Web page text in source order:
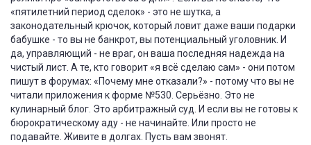
«пятилетний период сделок» - это не шутка, а
законодательный крючок, который ловит даже ваши подарки
бабушке - то вы не банкрот, вы потенциальный уголовник. И
да, управляющий - не враг, он ваша последняя надежда на
чистый лист. А те, кто говорит «я всё сделаю сам» - они потом
пишут в форумах: «Почему мне отказали?» - потому что вы не
читали приложения к форме №530. Серьёзно. Это не
кулинарный блог. Это арбитражный суд. И если вы не готовы к
бюрократическому аду - не начинайте. Или просто не
подавайте. Живите в долгах. Пусть вам звонят.